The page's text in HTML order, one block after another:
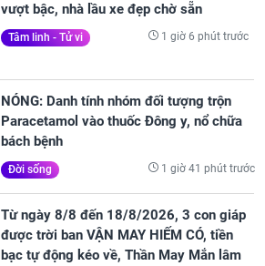
vượt bậc, nhà lầu xe đẹp chờ sẵn
Tâm linh - Tử vi 1 giờ 6 phút trước
NÓNG: Danh tính nhóm đối tượng trộn
Paracetamol vào thuốc Đông y, nổ chữa
bách bệnh
Đời sống 1 giờ 41 phút trước
Từ ngày 8/8 đến 18/8/2026, 3 con giáp
được trời ban VẬN MAY HIẾM CÓ, tiền
bạc tự động kéo về, Thần May Mắn lâm